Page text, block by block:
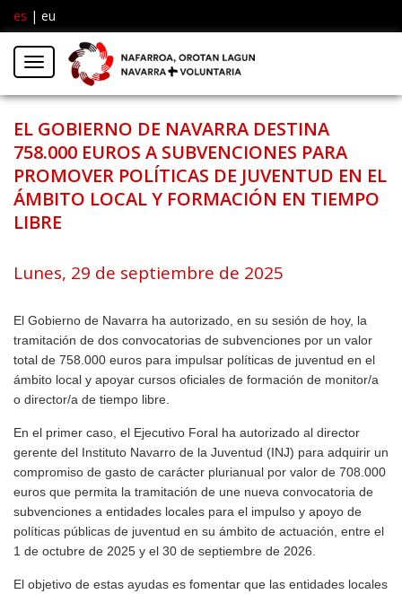
es | eu
Menú
EL GOBIERNO DE NAVARRA DESTINA
758.000 EUROS A SUBVENCIONES PARA
PROMOVER POLÍTICAS DE JUVENTUD EN EL
ÁMBITO LOCAL Y FORMACIÓN EN TIEMPO
LIBRE
Lunes, 29 de septiembre de 2025
El Gobierno de Navarra ha autorizado, en su sesión de hoy, la
tramitación de dos convocatorias de subvenciones por un valor
total de 758.000 euros para impulsar políticas de juventud en el
ámbito local y apoyar cursos oficiales de formación de monitor/a
o director/a de tiempo libre.
En el primer caso, el Ejecutivo Foral ha autorizado al director
gerente del Instituto Navarro de la Juventud (INJ) para adquirir un
compromiso de gasto de carácter plurianual por valor de 708.000
euros que permita la tramitación de une nueva convocatoria de
subvenciones a entidades locales para el impulso y apoyo de
políticas públicas de juventud en su ámbito de actuación, entre el
1 de octubre de 2025 y el 30 de septiembre de 2026.
El objetivo de estas ayudas es fomentar que las entidades locales